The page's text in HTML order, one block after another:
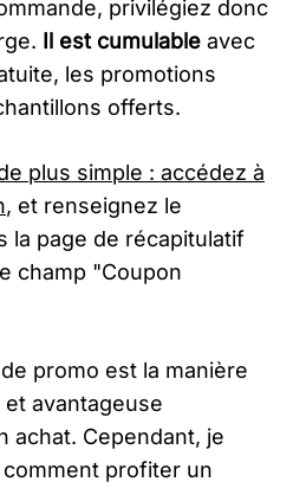
privilégiez donc
Il est cumulable avec
les promotions
offerts.
plus simple : accédez à
, et renseignez le
la page de récapitulatif
champ "Coupon
promo est la manière
avantageuse
achat. Cependant, je
profiter un